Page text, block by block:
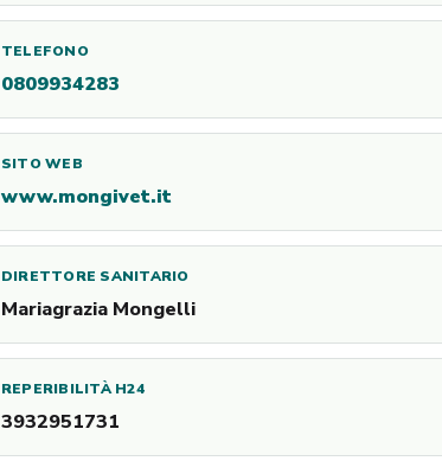
TELEFONO
0809934283
SITO WEB
www.mongivet.it
DIRETTORE SANITARIO
Mariagrazia Mongelli
REPERIBILITÀ H24
3932951731